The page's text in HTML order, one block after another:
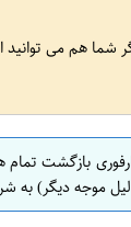
شما هم می توانید
بازگشت
موجه دیگر) به